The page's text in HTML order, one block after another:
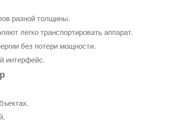
разной толщины.
легко транспортировать аппарат.
без потери мощности.
интерфейс.